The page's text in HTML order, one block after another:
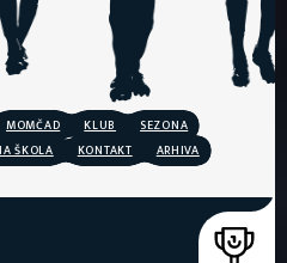
MOMČAD KLUB
SEZONA
ŠKOLA KONTAKT ARHIVA